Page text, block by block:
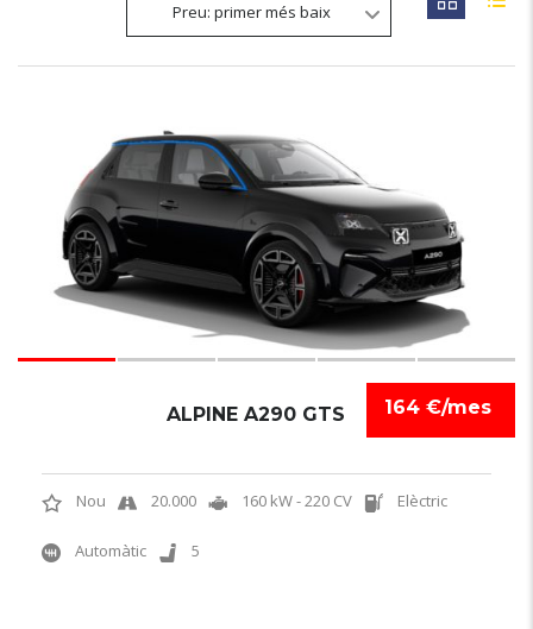
Preu: primer més baix
164 €/mes
ALPINE A290 GTS
Nou 20.000 160 kW - 220 CV Elèctric
Automàtic 5